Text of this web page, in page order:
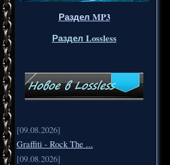
Раздел MP3
Раздел Lossless
[09.08.2026]
Graffiti - Rock The ...
[09.08.2026]